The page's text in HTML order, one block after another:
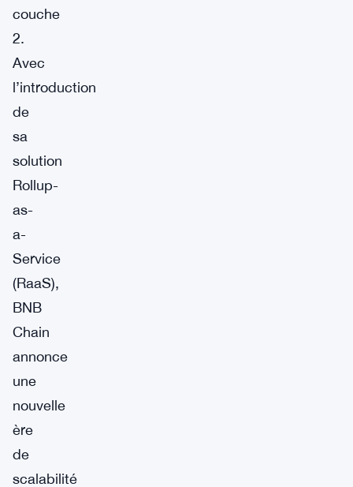
couche
2.
Avec
l’introduction
de
sa
solution
Rollup-
as-
a-
Service
(RaaS),
BNB
Chain
annonce
une
nouvelle
ère
de
scalabilité